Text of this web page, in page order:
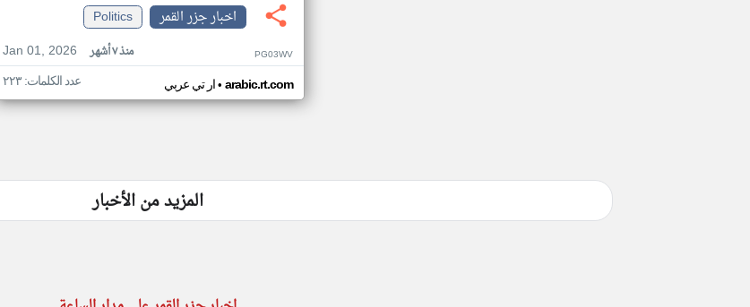
اخبار جزر القمر
Politics
Jan 01, 2026
منذ ٧ أشهر PG03WV
ار تي عربي• arabic.rt.com عدد الكلمات: ٢٢٣
المزيد من الأخبار